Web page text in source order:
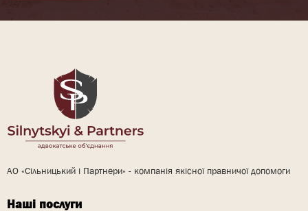
АО «Сільницький і Партнери» - компанія якісної правничої допомоги
Наші послуги